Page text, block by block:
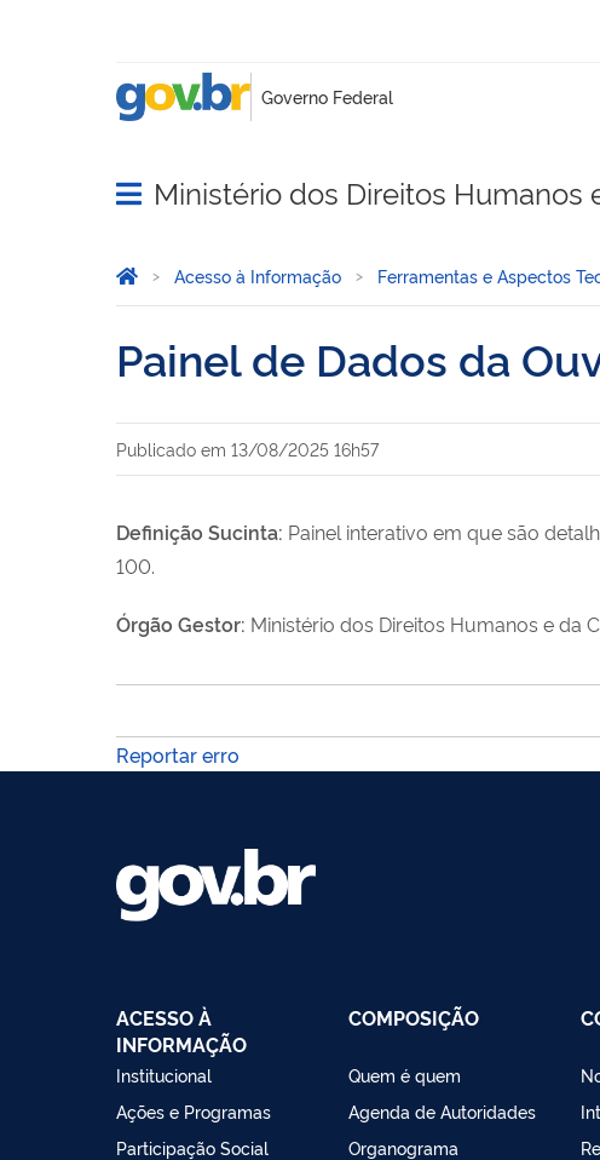
Abrir menu principal de navegação
Ministério dos Direitos Humanos
Você está aqui:
Página Inicial
Acesso à Informação Ferramentas e Aspectos
Painel de Dados da
Publicado em 13/08/2025 16h57
Definição Sucinta: Painel interativo em que são
100.
Órgão Gestor: Ministério dos Direitos Humanos e da
Reportar erro
ACESSO À
INFORMAÇÃO
Institucional
Ações e Programas
Participação Social
COMPOSIÇÃO
Quem é quem
Agenda de Autoridades
Organograma